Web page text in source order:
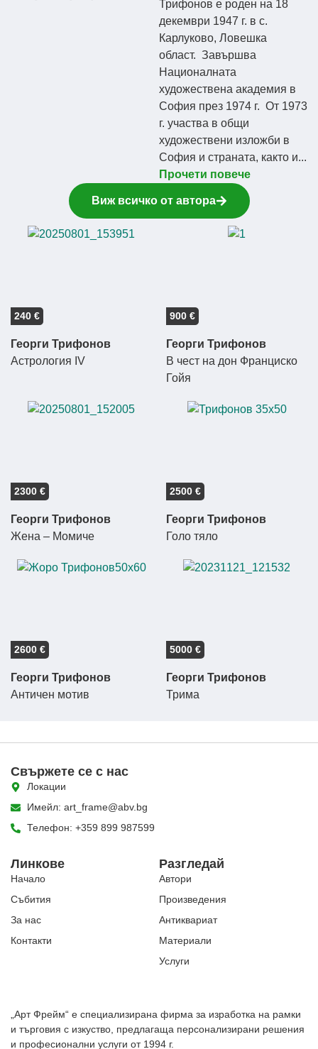
Трифонов e роден на 18
декември 1947 г. в с.
Карлуково, Ловешка
област. Завършва
Националната
художествена академия в
София през 1974 г. От 1973
г. участва в общи
художествени изложби в
София и страната, както и...
Прочети повече
Виж всичко от автора
240 €
Георги Трифонов
Астрология IV
900 €
Георги Трифонов
В чест на дон Франциско
Гойя
2300 €
Георги Трифонов
Жена – Момиче
2500 €
Георги Трифонов
Голо тяло
2600 €
Георги Трифонов
Античен мотив
5000 €
Георги Трифонов
Трима
„Арт Фрейм“ е специализирана фирма за изработка на рамки
и търговия с изкуство, предлагаща персонализирани решения
и професионални услуги от 1994 г.
Разгледай
Автори
Произведения
Антиквариат
Материали
Услуги
Линкове
Начало
Събития
За нас
Контакти
Свържете се с нас
Локации
Имейл: art_frame@abv.bg
Телефон: +359 899 987599